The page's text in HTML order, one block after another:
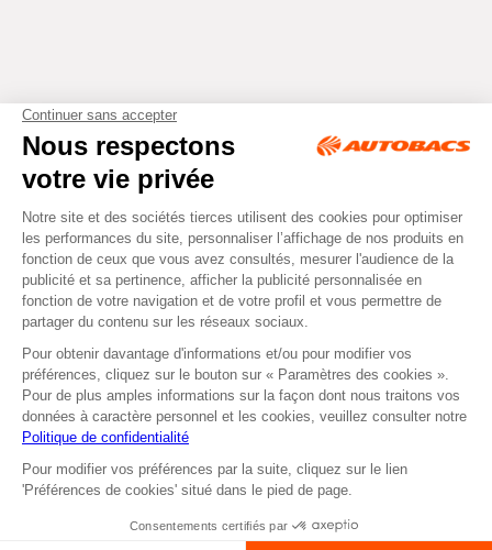
ou
Retirer dans un Centre
Tous droits réservés © Autobacs
Mentions légales RGPD
Cookies CGV
Facebook Instagram